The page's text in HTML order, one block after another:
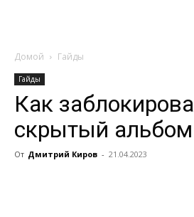
Домой Гайды
Гайды
Как
скрытый альбом
От Дмитрий Киров - 21.04.2023